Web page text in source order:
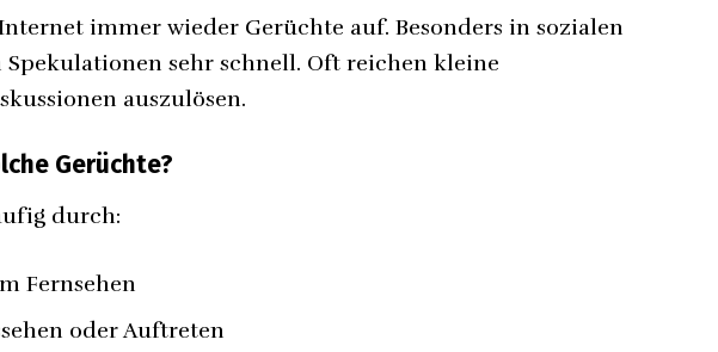
immer wieder Gerüchte auf. Besonders in sozialen
sehr schnell. Oft reichen kleine
auszulösen.
Gerüchte?
durch:
Fernsehen
oder Auftreten